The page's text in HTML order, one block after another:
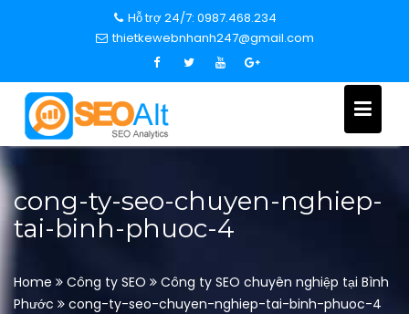
c
o
n
Hỗ trợ 24/7: 0987.468.234
thietkewebnhanh247@gmail.com
cong-ty-seo-chuyen-nghiep-
tai-binh-phuoc-4
Home Công ty SEO
Công ty SEO chuyên nghiệp tại Bình
Phước
cong-ty-seo-chuyen-nghiep-tai-binh-phuoc-4